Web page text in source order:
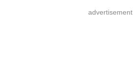
advertisement